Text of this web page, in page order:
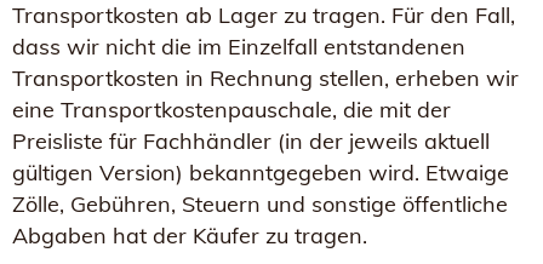
Transportkosten ab Lager zu tragen. Für den Fall,
dass wir nicht die im Einzelfall entstandenen
Transportkosten in Rechnung stellen, erheben wir
eine Transportkostenpauschale, die mit der
Preisliste für Fachhändler (in der jeweils aktuell
gültigen Version) bekanntgegeben wird. Etwaige
Zölle, Gebühren, Steuern und sonstige öffentliche
Abgaben hat der Käufer zu tragen.